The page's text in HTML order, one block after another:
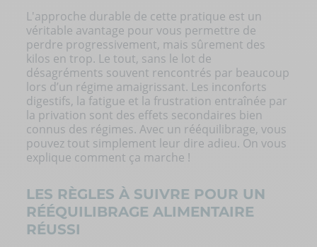
L'approche durable de cette pratique est un
véritable avantage pour vous permettre de
perdre progressivement, mais sûrement des
kilos en trop. Le tout, sans le lot de
désagréments souvent rencontrés par beaucoup
lors d’un régime amaigrissant. Les inconforts
digestifs, la fatigue et la frustration entraînée par
la privation sont des effets secondaires bien
connus des régimes. Avec un rééquilibrage, vous
pouvez tout simplement leur dire adieu. On vous
explique comment ça marche !
LES RÈGLES À SUIVRE POUR UN
RÉÉQUILIBRAGE ALIMENTAIRE
RÉUSSI